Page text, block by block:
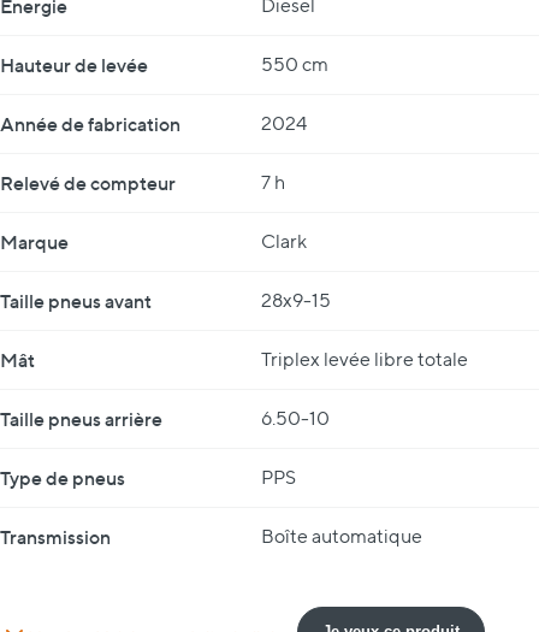
Energie Diesel
Hauteur de levée 550 cm
Année de fabrication 2024
Relevé de compteur 7 h
Marque Clark
Taille pneus avant 28x9-15
Mât Triplex levée libre totale
Taille pneus arrière 6.50-10
Type de pneus PPS
Transmission Boîte automatique